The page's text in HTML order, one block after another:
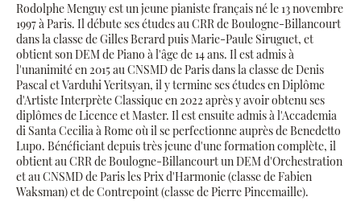
Rodolphe Menguy est un jeune pianiste français né le 13 novembre
1997 à Paris. Il débute ses études au CRR de Boulogne-Billancourt
dans la classe de Gilles Berard puis Marie-Paule Siruguet, et
obtient son DEM de Piano à l'âge de 14 ans. Il est admis à
l'unanimité en 2015 au CNSMD de Paris dans la classe de Denis
Pascal et Varduhi Yeritsyan, il y termine ses études en Diplôme
d'Artiste Interprète Classique en 2022 après y avoir obtenu ses
diplômes de Licence et Master. Il est ensuite admis à l'Accademia
di Santa Cecilia à Rome où il se perfectionne auprès de Benedetto
Lupo. Bénéficiant depuis très jeune d'une formation complète, il
obtient au CRR de Boulogne-Billancourt un DEM d'Orchestration
et au CNSMD de Paris les Prix d'Harmonie (classe de Fabien
Waksman) et de Contrepoint (classe de Pierre Pincemaille).